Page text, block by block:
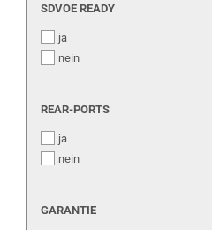
SDVOE
SDVOE READY
ja
nein
REAR-
REAR-PORTS
ja
nein
GARANTIE
GARANTIE